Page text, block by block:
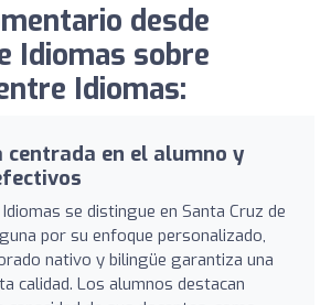
desde
Idiomas sobre
Idiomas:
en el alumno y
se distingue en Santa Cruz de
por su enfoque personalizado,
nativo y bilingüe garantiza una
calidad. Los alumnos destacan